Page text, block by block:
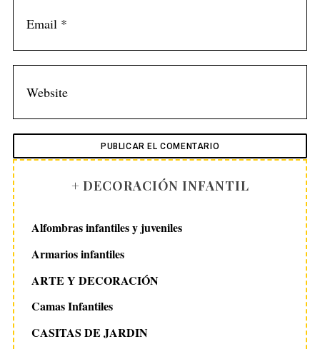
+ DECORACIÓN INFANTIL
Alfombras infantiles y juveniles
Armarios infantiles
ARTE Y DECORACIÓN
Camas Infantiles
CASITAS DE JARDIN